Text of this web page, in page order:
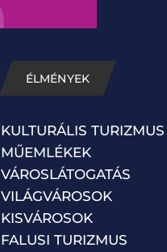
ÉLMÉNYEK
KULTURÁLIS TURIZMUS
MŰEMLÉKEK
VÁROSLÁTOGATÁS
VILÁGVÁROSOK
KISVÁROSOK
FALUSI TURIZMUS